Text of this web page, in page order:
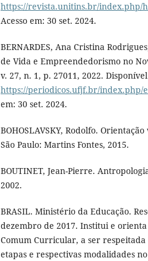
https://revista.unitins.br/index.php/
Acesso em: 30 set. 2024.
BERNARDES, Ana Cristina
de Vida e Empreendedorismo no
v. 27, n. 1, p. 27011, 2022.
https://periodicos.ufjf.br/index.php/
em: 30 set. 2024.
BOHOSLAVSKY, Rodolfo.
São Paulo: Martins Fontes, 2015.
BOUTINET, Jean-Pierre.
2002.
BRASIL. Ministério da Educação.
dezembro de 2017. Institui e
Comum Curricular, a ser
etapas e respectivas modalidades